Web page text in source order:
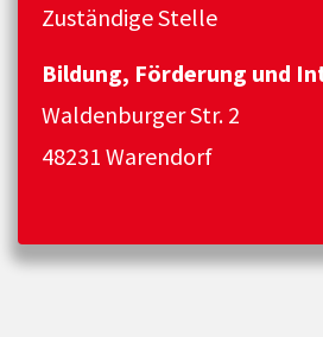
Zuständige Stelle
Bildung, Förderung und
Waldenburger Str. 2
48231 Warendorf